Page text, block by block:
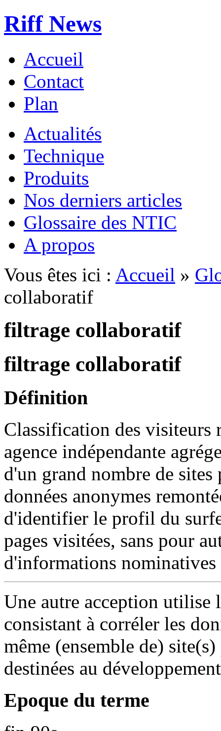
Riff News
Accueil
Contact
Plan
Actualités
Technique
Produits
Nos derniers articles
Glossaire des NTIC
A propos
Vous êtes ici : Accueil »
collaboratif
filtrage collaboratif
filtrage collaboratif
Définition
Classification des visiteurs
agence indépendante
d'un grand nombre de
données anonymes
d'identifier le profil du
pages visitées, sans pour
d'informations nominatives
Une autre acception utilise
consistant à corréler les
même (ensemble de)
destinées au
Epoque du terme